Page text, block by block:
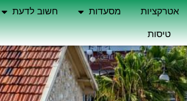
אטרקציות מסעדות חשוב לדעת
טיסות